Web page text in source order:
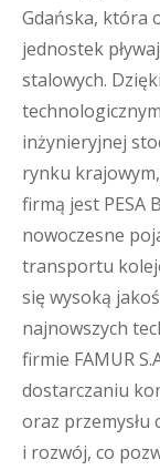
Gdańska, która
jednostek
stalowych.
inżynieryjnej
rynku
firmą jest PESA
nowoczesne
transportu
się wysoką
najnowszych
firmie FAMUR
dostarczaniu
oraz przemysłu
i rozwój, co